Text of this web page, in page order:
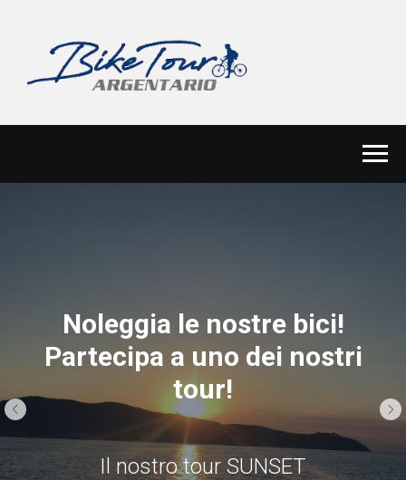
Noleggia le nostre bici!
Partecipa a uno dei nostri
tour!
Il nostro tour SUNSET